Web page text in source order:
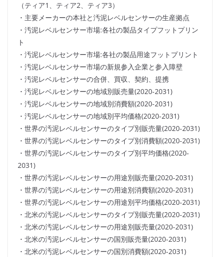
（ティア1、ティア2、ティア3）
・主要メーカーの本社と汚泥レベルセンサーの生産拠点
・汚泥レベルセンサー市場:各社の製品タイプフットプリン
ト
・汚泥レベルセンサー市場:各社の製品用途フットプリント
・汚泥レベルセンサー市場の新規参入企業と参入障壁
・汚泥レベルセンサーの合併、買収、契約、提携
・汚泥レベルセンサーの地域別販売量(2020-2031)
・汚泥レベルセンサーの地域別消費額(2020-2031)
・汚泥レベルセンサーの地域別平均価格(2020-2031)
・世界の汚泥レベルセンサーのタイプ別販売量(2020-2031)
・世界の汚泥レベルセンサーのタイプ別消費額(2020-2031)
・世界の汚泥レベルセンサーのタイプ別平均価格(2020-
2031)
・世界の汚泥レベルセンサーの用途別販売量(2020-2031)
・世界の汚泥レベルセンサーの用途別消費額(2020-2031)
・世界の汚泥レベルセンサーの用途別平均価格(2020-2031)
・北米の汚泥レベルセンサーのタイプ別販売量(2020-2031)
・北米の汚泥レベルセンサーの用途別販売量(2020-2031)
・北米の汚泥レベルセンサーの国別販売量(2020-2031)
・北米の汚泥レベルセンサーの国別消費額(2020-2031)